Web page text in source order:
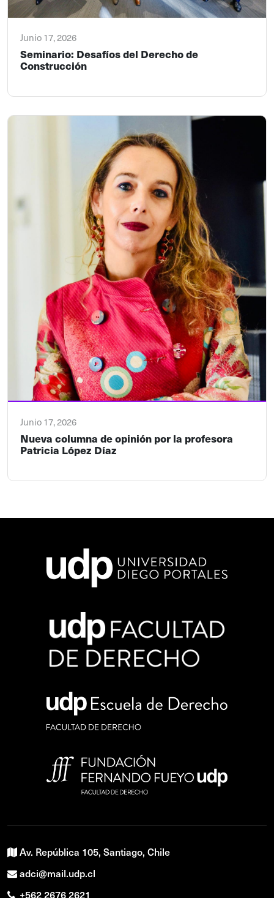
Junio 17, 2026
Seminario: Desafíos del Derecho de
Construcción
Junio 17, 2026
Nueva columna de opinión por la profesora
Patricia López Díaz
Av. República 105, Santiago, Chile
adci@mail.udp.cl
+562 2676 2621